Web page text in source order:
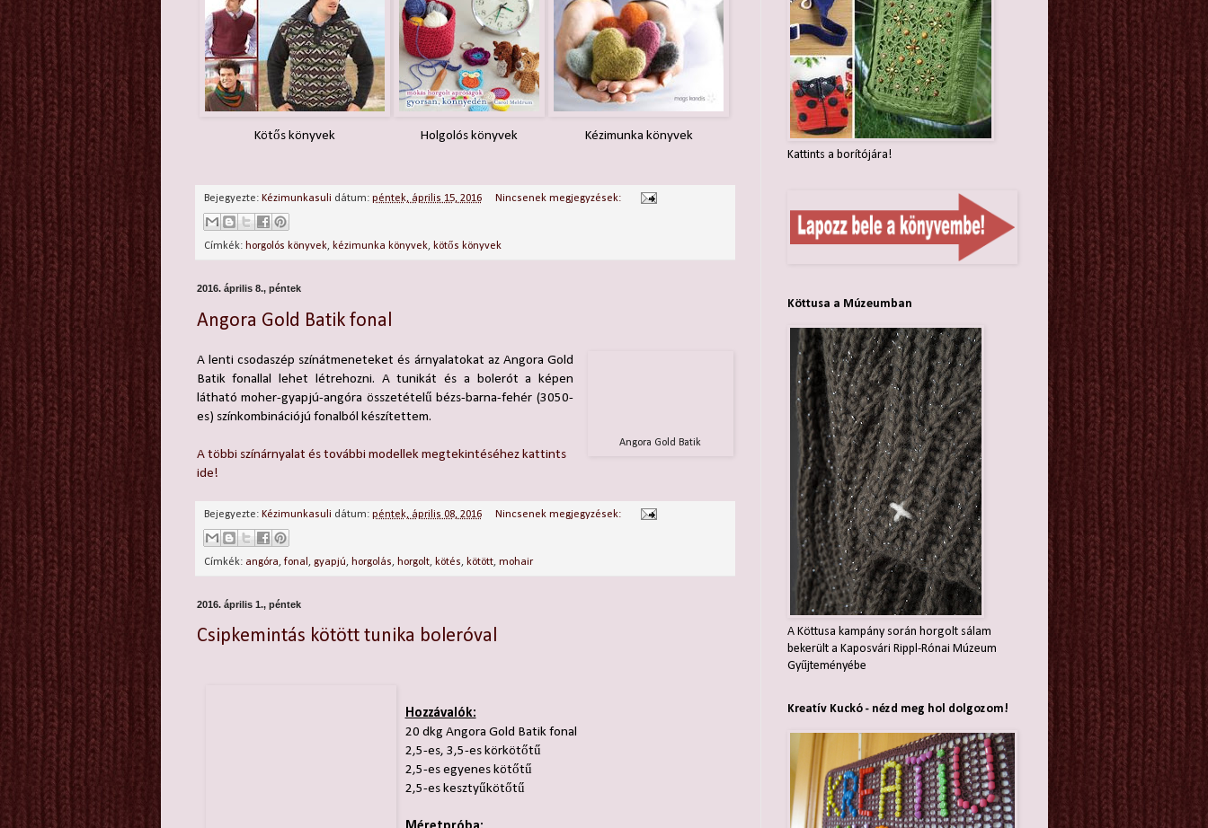
Kötős könyvek Holgolós könyvek Kézimunka könyvek
Bejegyezte: Kézimunkasuli dátum: péntek, április 15, 2016 Nincsenek megjegyzések:
Címkék: horgolós könyvek, kézimunka könyvek, kötős könyvek
2016. április 8., péntek
Angora Gold Batik fonal
Angora Gold Batik
A lenti csodaszép színátmeneteket és árnyalatokat az Angora Gold
Batik fonallal lehet létrehozni. A tunikát és a bolerót a képen
látható moher-gyapjú-angóra összetételű bézs-barna-fehér (3050-
es) színkombinációjú fonalból készítettem.
A többi színárnyalat és további modellek megtekintéséhez kattints
ide!
Bejegyezte: Kézimunkasuli dátum: péntek, április 08, 2016 Nincsenek megjegyzések:
Címkék: angóra, fonal , gyapjú, horgolás, horgolt, kötés, kötött, mohair
2016. április 1., péntek
Csipkemintás kötött tunika boleróval
Hozzávalók:
20 dkg Angora Gold Batik fonal
2,5-es, 3,5-es körkötőtű
2,5-es egyenes kötőtű
2,5-es kesztyűkötőtű
Kattints a borítójára!
Köttusa a Múzeumban
A Köttusa kampány során horgolt sálam
bekerült a Kaposvári Rippl-Rónai Múzeum
Gyűjteményébe
Kreatív Kuckó - nézd meg hol dolgozom!